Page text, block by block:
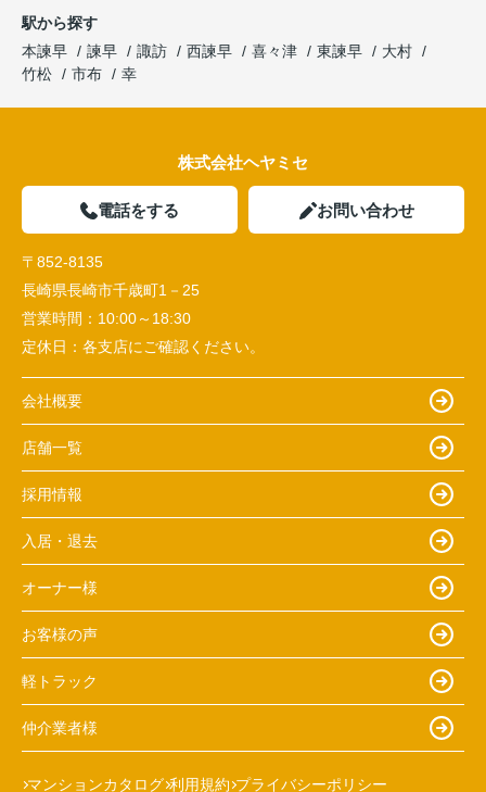
駅から探す
本諫早
諫早 諏訪 西諫早 喜々津 東諫早
大村
竹松
市布 幸
株式会社ヘヤミセ
電話をする お問い合わせ
〒852-8135
長崎県長崎市千歳町1－25
営業時間： 10:00～18:30
定休日： 各支店にご確認ください。
会社概要
店舗一覧
採用情報
入居・退去
オーナー様
お客様の声
軽トラック
仲介業者様
マンションカタログ 利用規約 プライバシーポリシー